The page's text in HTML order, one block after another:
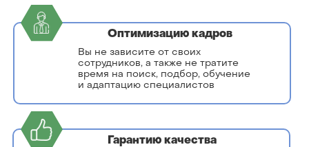
Вы не зависите от своих
сотрудников, а также не тратите
время на поиск, подбор, обучение
и адаптацию специалистов
Оптимизацию кадров
Гарантию качества